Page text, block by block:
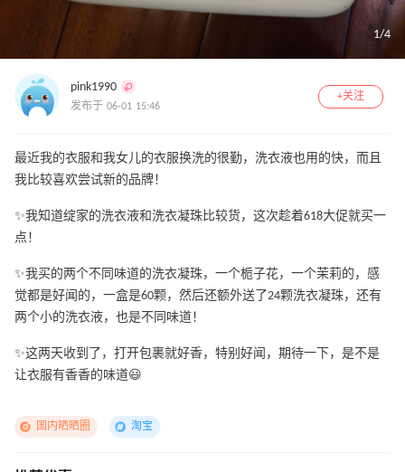
1/4
pink1990
发布于 06-01 15:46
+关注
最近我的衣服和我女儿的衣服换洗的很勤，洗衣液也用的快，而且
我比较喜欢尝试新的品牌！
✨我知道绽家的洗衣液和洗衣凝珠比较货，这次趁着618大促就买一
点！
✨我买的两个不同味道的洗衣凝珠，一个栀子花，一个茉莉的，感
觉都是好闻的，一盒是60颗，然后还额外送了24颗洗衣凝珠，还有
两个小的洗衣液，也是不同味道！
✨这两天收到了，打开包裹就好香，特别好闻，期待一下，是不是
让衣服有香香的味道😃
国内晒晒圈 淘宝